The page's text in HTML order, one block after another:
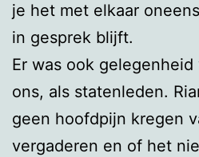
je het met elkaar
in gesprek blijft.
Er was ook
ons, als statenleden.
geen hoofdpijn kregen
vergaderen en of het